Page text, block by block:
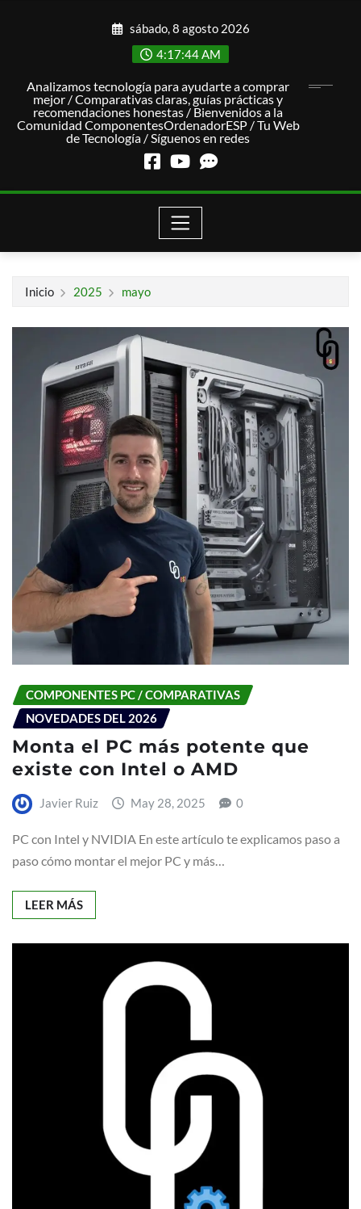
sábado, 8 agosto 2026
4:17:45 AM
Analizamos tecnología para ayudarte a comprar
mejor / Comparativas claras, guías prácticas y
recomendaciones honestas / Bienvenidos a la
Comunidad ComponentesOrdenadorESP / Tu Web
de Tecnología / Síguenos en redes
Inicio 2025 mayo
COMPONENTES PC / COMPARATIVAS
NOVEDADES DEL 2026
Monta el PC más potente que
existe con Intel o AMD
Javier Ruiz May 28, 2025 0
PC con Intel y NVIDIA En este artículo te explicamos paso a
paso cómo montar el mejor PC y más…
LEER MÁS